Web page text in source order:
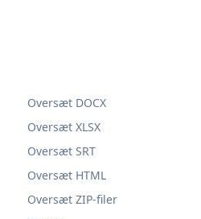
Oversæt DOCX
Oversæt XLSX
Oversæt SRT
Oversæt HTML
Oversæt ZIP-filer